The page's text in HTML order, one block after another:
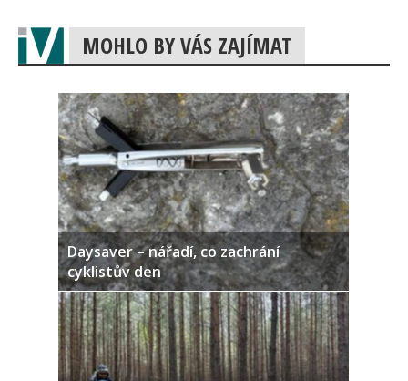
MOHLO BY VÁS ZAJÍMAT
Daysaver – nářadí, co zachrání
cyklistův den